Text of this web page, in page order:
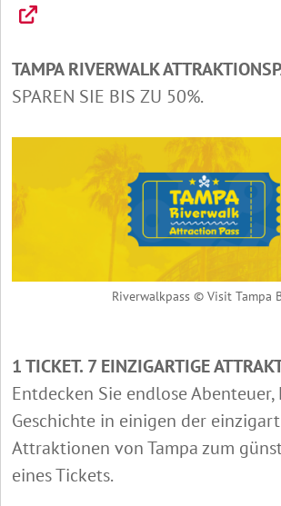
TAMPA RIVERWALK
SPAREN SIE BIS ZU 50%.
Riverwalkpass © Visit Tampa
1 TICKET. 7 EINZIGARTIGE
Entdecken Sie endlose
Geschichte in einigen der
Attraktionen von Tampa zum
eines Tickets.